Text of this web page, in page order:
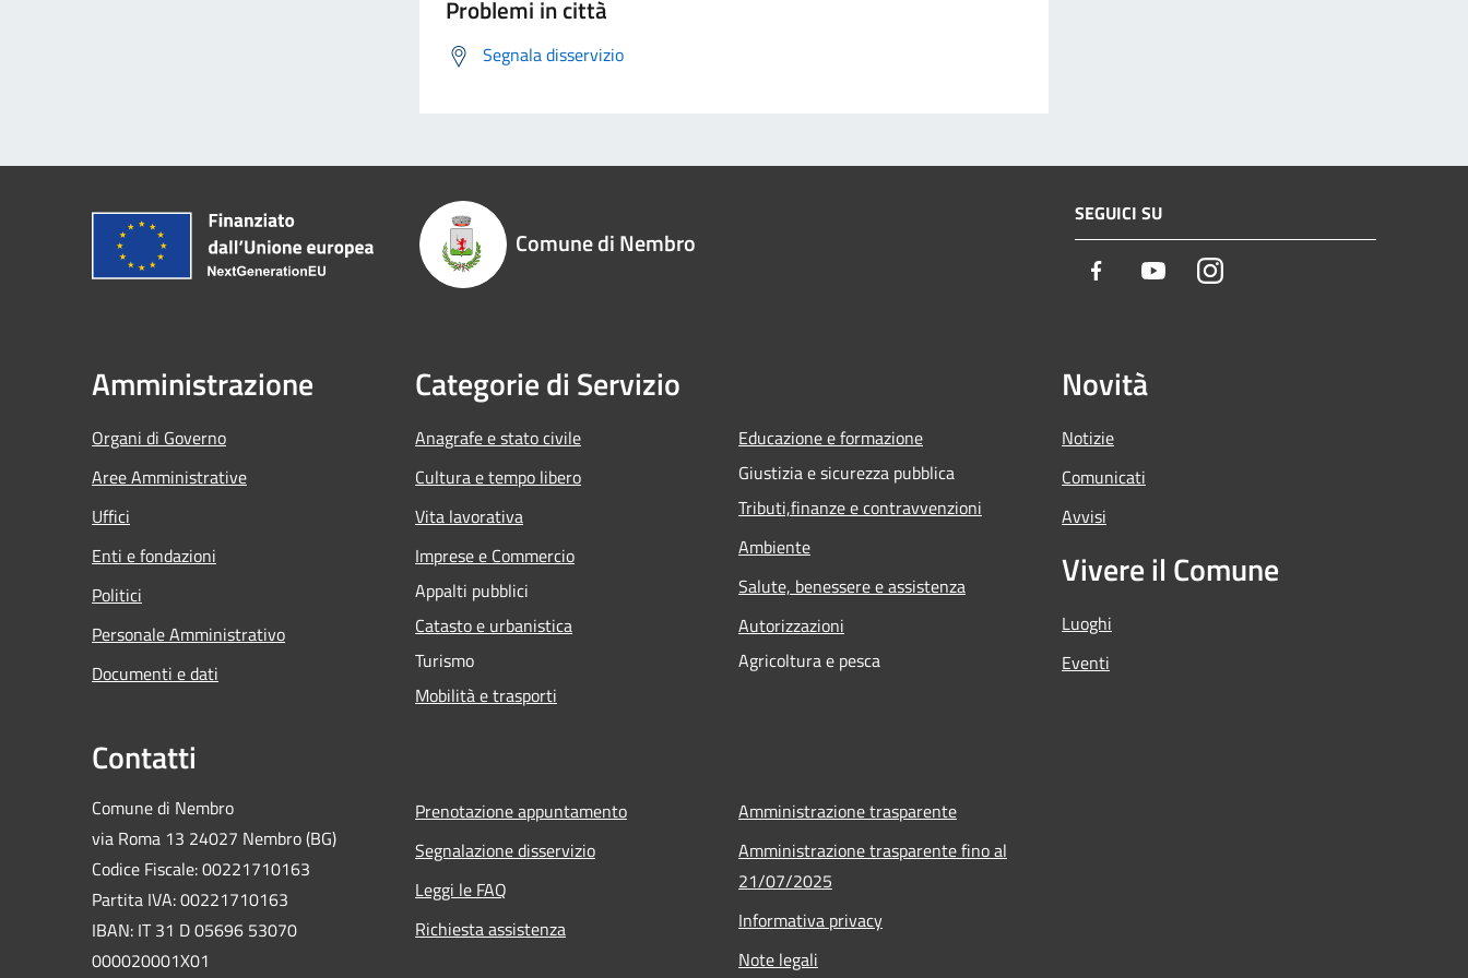
Problemi in città
Segnala disservizio
Comune di Nembro
SEGUICI SU
Facebook YoutubeInstagram
Amministrazione
Organi di Governo
Aree Amministrative
Uffici
Enti e fondazioni
Politici
Personale Amministrativo
Documenti e dati
Categorie di Servizio
Anagrafe e stato civile
Cultura e tempo libero
Vita lavorativa
Imprese e Commercio
Appalti pubblici
Catasto e urbanistica
Turismo
Mobilità e trasporti
Educazione e formazione
Giustizia e sicurezza pubblica
Tributi,finanze e contravvenzioni
Ambiente
Salute, benessere e assistenza
Autorizzazioni
Agricoltura e pesca
Novità
Notizie
Comunicati
Avvisi
Vivere il Comune
Luoghi
Eventi
Contatti
Comune di Nembro
via Roma 13 24027 Nembro (BG)
Codice Fiscale: 00221710163
Partita IVA: 00221710163
IBAN: IT 31 D 05696 53070
000020001X01
Prenotazione appuntamento
Segnalazione disservizio
Leggi le FAQ
Richiesta assistenza
Amministrazione trasparente
Amministrazione trasparente fino al
21/07/2025
Informativa privacy
Note legali